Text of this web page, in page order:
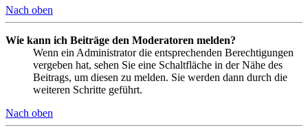
Nach oben
Wie kann ich Beiträge den Moderatoren melden?
Wenn ein Administrator die entsprechenden Berechtigungen
vergeben hat, sehen Sie eine Schaltfläche in der Nähe des
Beitrags, um diesen zu melden. Sie werden dann durch die
weiteren Schritte geführt.
Nach oben